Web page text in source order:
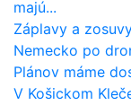
majú...
Záplavy a
Nemecko po
Plánov máme
V Košickom